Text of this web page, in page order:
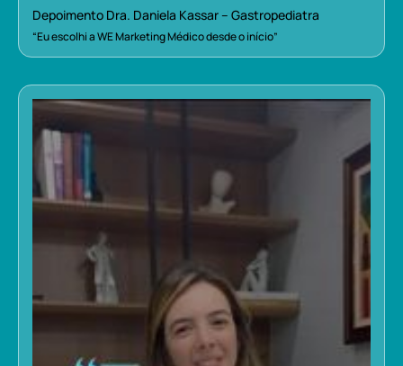
Depoimento Dra. Daniela Kassar – Gastropediatra
“Eu escolhi a WE Marketing Médico desde o início”